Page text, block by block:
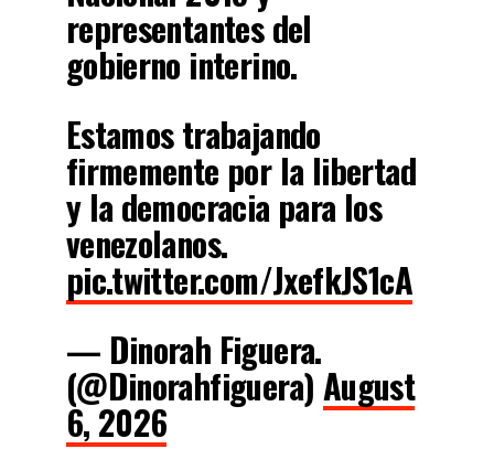
representantes del
gobierno interino.
Estamos trabajando
firmemente por la libertad
y la democracia para los
venezolanos.
pic.twitter.com/JxefkJS1cA
— Dinorah Figuera.
(@Dinorahfiguera) August
6, 2026